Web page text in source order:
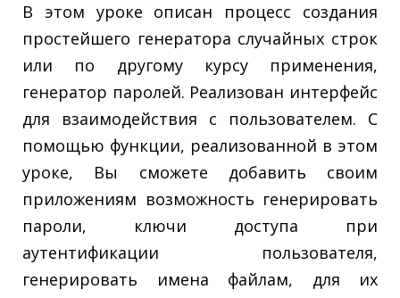
В этом уроке описан процесс создания
простейшего генератора случайных строк
или по другому курсу применения,
генератор паролей. Реализован интерфейс
для взаимодействия с пользователем. С
помощью функции, реализованной в этом
уроке, Вы сможете добавить своим
приложениям возможность генерировать
пароли, ключи доступа при
аутентификации пользователя,
генерировать имена файлам, для их